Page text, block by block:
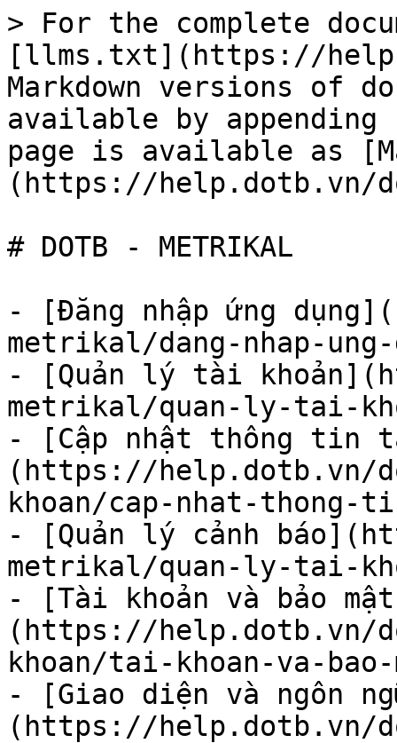
> For the complete
[llms.txt](https://
Markdown versions of
available by
page is available as
(https://help.dotb.vn/
# DOTB - METRIKAL
- [Đăng nhập ứng
metrikal/dang-nhap-ung-
- [Quản lý tài
metrikal/quan-ly-tai-
- [Cập nhật thông tin
(https://help.dotb.vn/
khoan/cap-nhat-thong-
- [Quản lý cảnh
metrikal/quan-ly-tai-
- [Tài khoản và bảo
(https://help.dotb.vn/
khoan/tai-khoan-va-bao-
- [Giao diện và ngôn
(https://help.dotb.vn/